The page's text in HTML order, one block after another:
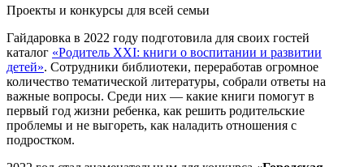
Проекты и конкурсы для всей семьи
Гайдаровка в 2022 году подготовила для своих гостей
каталог «Родитель XXI: книги о воспитании и развитии
детей». Сотрудники библиотеки, переработав огромное
количество тематической литературы, собрали ответы на
важные вопросы. Среди них — какие книги помогут в
первый год жизни ребенка, как решить родительские
проблемы и не выгореть, как наладить отношения с
подростком.